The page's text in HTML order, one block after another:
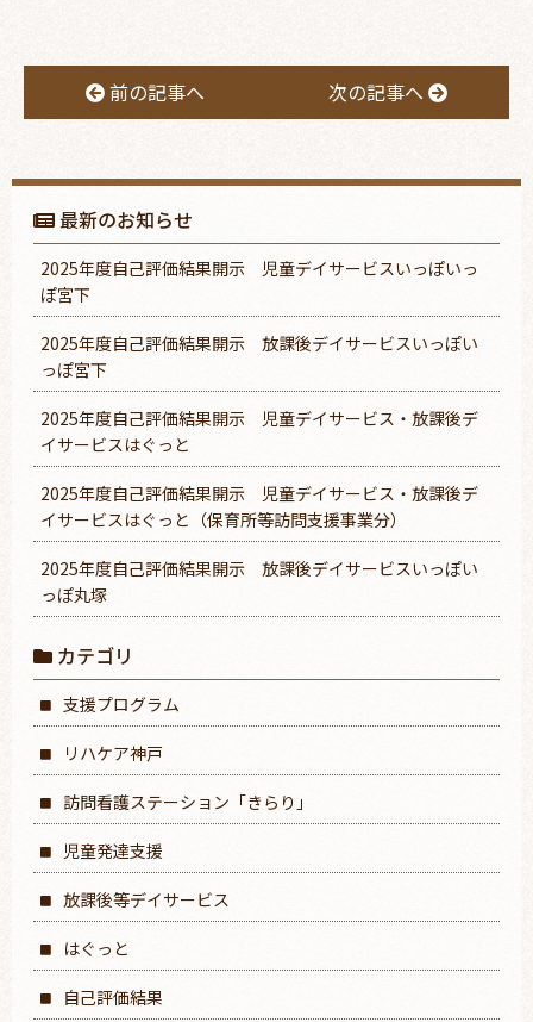
前の記事へ 次の記事へ
最新のお知らせ
2025年度自己評価結果開示 児童デイサービスいっぽいっ
ぽ宮下
2025年度自己評価結果開示 放課後デイサービスいっぽい
っぽ宮下
2025年度自己評価結果開示 児童デイサービス・放課後デ
イサービスはぐっと
2025年度自己評価結果開示 児童デイサービス・放課後デ
イサービスはぐっと（保育所等訪問支援事業分）
2025年度自己評価結果開示 放課後デイサービスいっぽい
っぽ丸塚
カテゴリ
支援プログラム
リハケア神戸
訪問看護ステーション「きらり」
児童発達支援
放課後等デイサービス
はぐっと
自己評価結果